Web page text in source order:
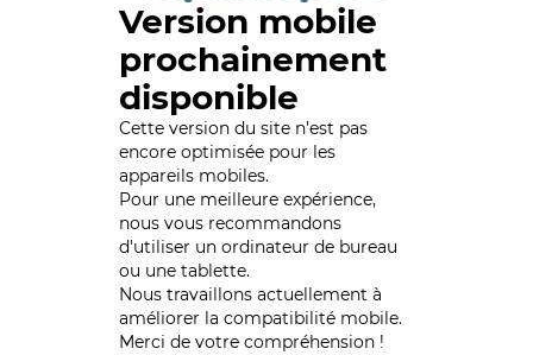
Version mobile
prochainement
disponible
Cette version du site n’est pas
encore optimisée pour les
appareils mobiles.
Pour une meilleure expérience,
nous vous recommandons
d'utiliser un ordinateur de bureau
ou une tablette.
Nous travaillons actuellement à
améliorer la compatibilité mobile.
Merci de votre compréhension !